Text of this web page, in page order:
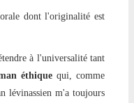
dont l'originalité est
à l'universalité tant
éthiquequi, comme
lévinassien m'a toujours